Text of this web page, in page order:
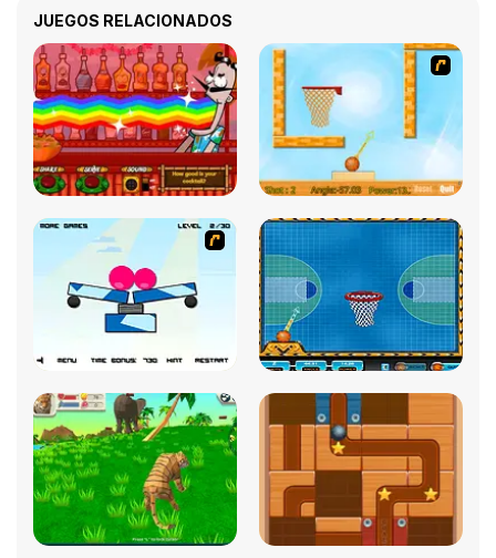
JUEGOS RELACIONADOS